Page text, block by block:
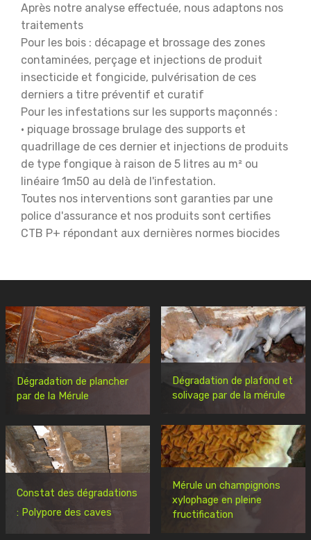
Après notre analyse effectuée, nous adaptons nos
traitements
Pour les bois : décapage et brossage des zones
contaminées, perçage et injections de produit
insecticide et fongicide, pulvérisation de ces
derniers a titre préventif et curatif
Pour les infestations sur les supports maçonnés :
• piquage brossage brulage des supports et
quadrillage de ces dernier et injections de produits
de type fongique à raison de 5 litres au m² ou
linéaire 1m50 au delà de l'infestation.
Toutes nos interventions sont garanties par une
police d'assurance et nos produits sont certifies
CTB P+ répondant aux dernières normes biocides
Dégradation de plancher
par de la Mérule
Dégradation de plafond et
solivage par de la mérule
Mérule un champignons
xylophage en pleine
fructification
Constat des dégradations
: Polypore des caves